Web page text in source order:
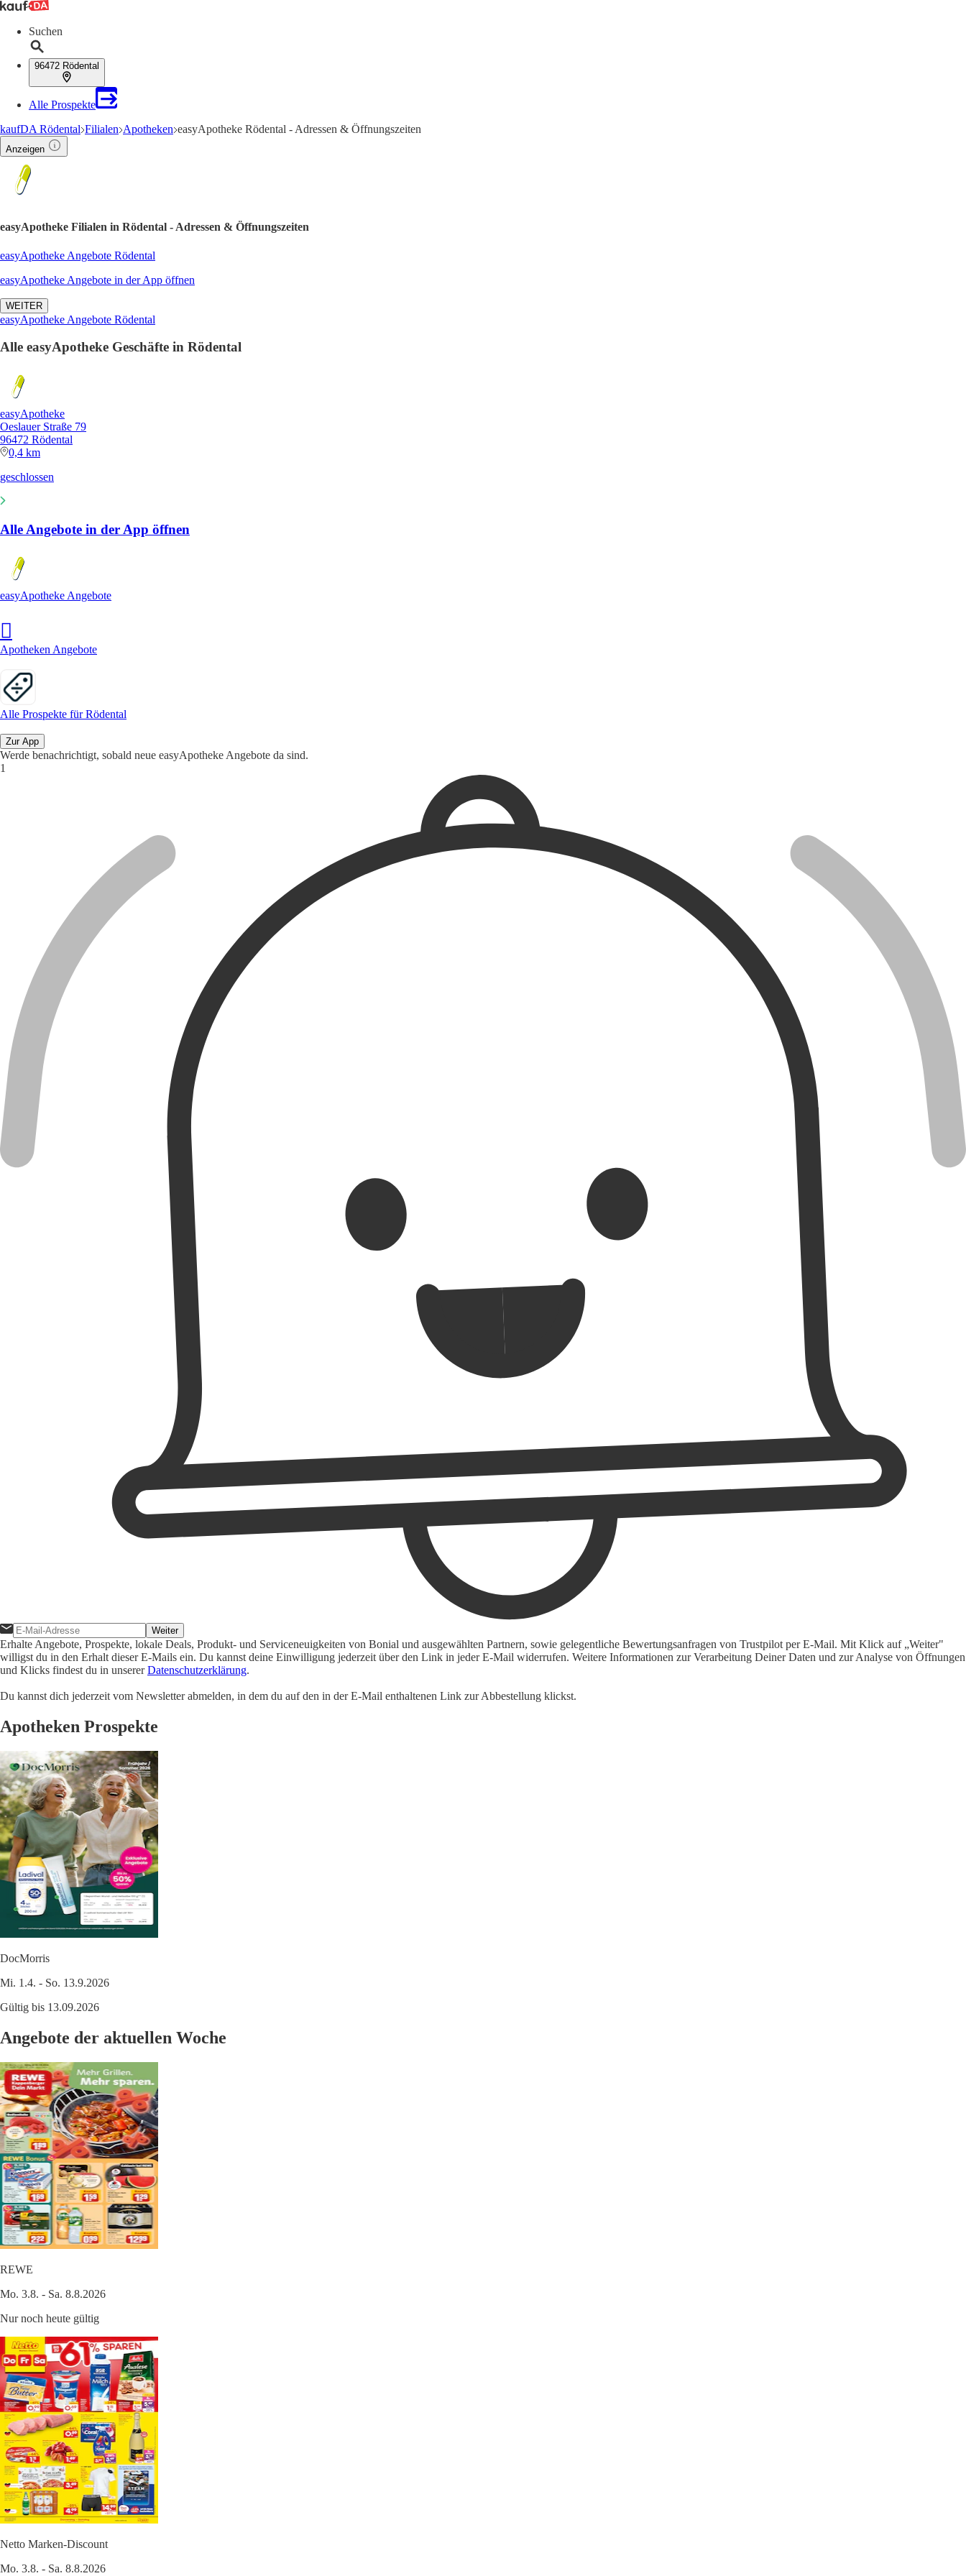
Suchen
96472 Rödental
Alle Prospekte
kaufDA Rödental Filialen Apotheken easyApotheke Rödental - Adressen & Öffnungszeiten
Anzeigen
easyApotheke Filialen in Rödental - Adressen & Öffnungszeiten
easyApotheke Angebote Rödental
easyApotheke Angebote in der App öffnen
WEITER
easyApotheke Angebote Rödental
Alle easyApotheke Geschäfte in Rödental
easyApotheke
Oeslauer Straße 79
96472 Rödental
0,4 km
geschlossen
Alle Angebote in der App öffnen
easyApotheke Angebote
Apotheken Angebote
Alle Prospekte für Rödental
Zur App
Werde benachrichtigt, sobald neue easyApotheke Angebote da sind.
Weiter
Erhalte Angebote, Prospekte, lokale Deals, Produkt- und Serviceneuigkeiten von Bonial und ausgewählten Partnern, sowie gelegentliche Bewertungsanfragen von Trustpilot per E-Mail. Mit Klick auf „Weiter"
willigst du in den Erhalt dieser E-Mails ein. Du kannst deine Einwilligung jederzeit über den Link in jeder E-Mail widerrufen. Weitere Informationen zur Verarbeitung Deiner Daten und zur Analyse von Öffnungen
und Klicks findest du in unsererDatenschutzerklärung.
Du kannst dich jederzeit vom Newsletter abmelden, in dem du auf den in der E-Mail enthaltenen Link zur Abbestellung klickst.
Apotheken Prospekte
DocMorris
Mi. 1.4. - So. 13.9.2026
Gültig bis 13.09.2026
Angebote der aktuellen Woche
REWE
Mo. 3.8. - Sa. 8.8.2026
Nur noch heute gültig
Netto Marken-Discount
Mo. 3.8. - Sa. 8.8.2026